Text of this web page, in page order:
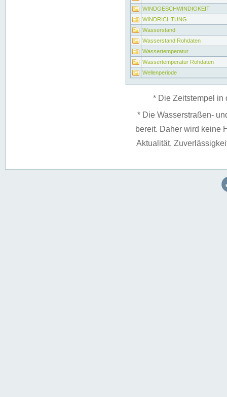
WINDGESCHWINDIGKEIT
WINDRICHTUNG
Wasserstand
Wasserstand Rohdaten
Wassertemperatur
Wassertemperatur Rohdaten
Wellenperiode
* Die Zeitstempel in
* Die Wasserstraßen-
bereit. Daher wird keine
Aktualität,